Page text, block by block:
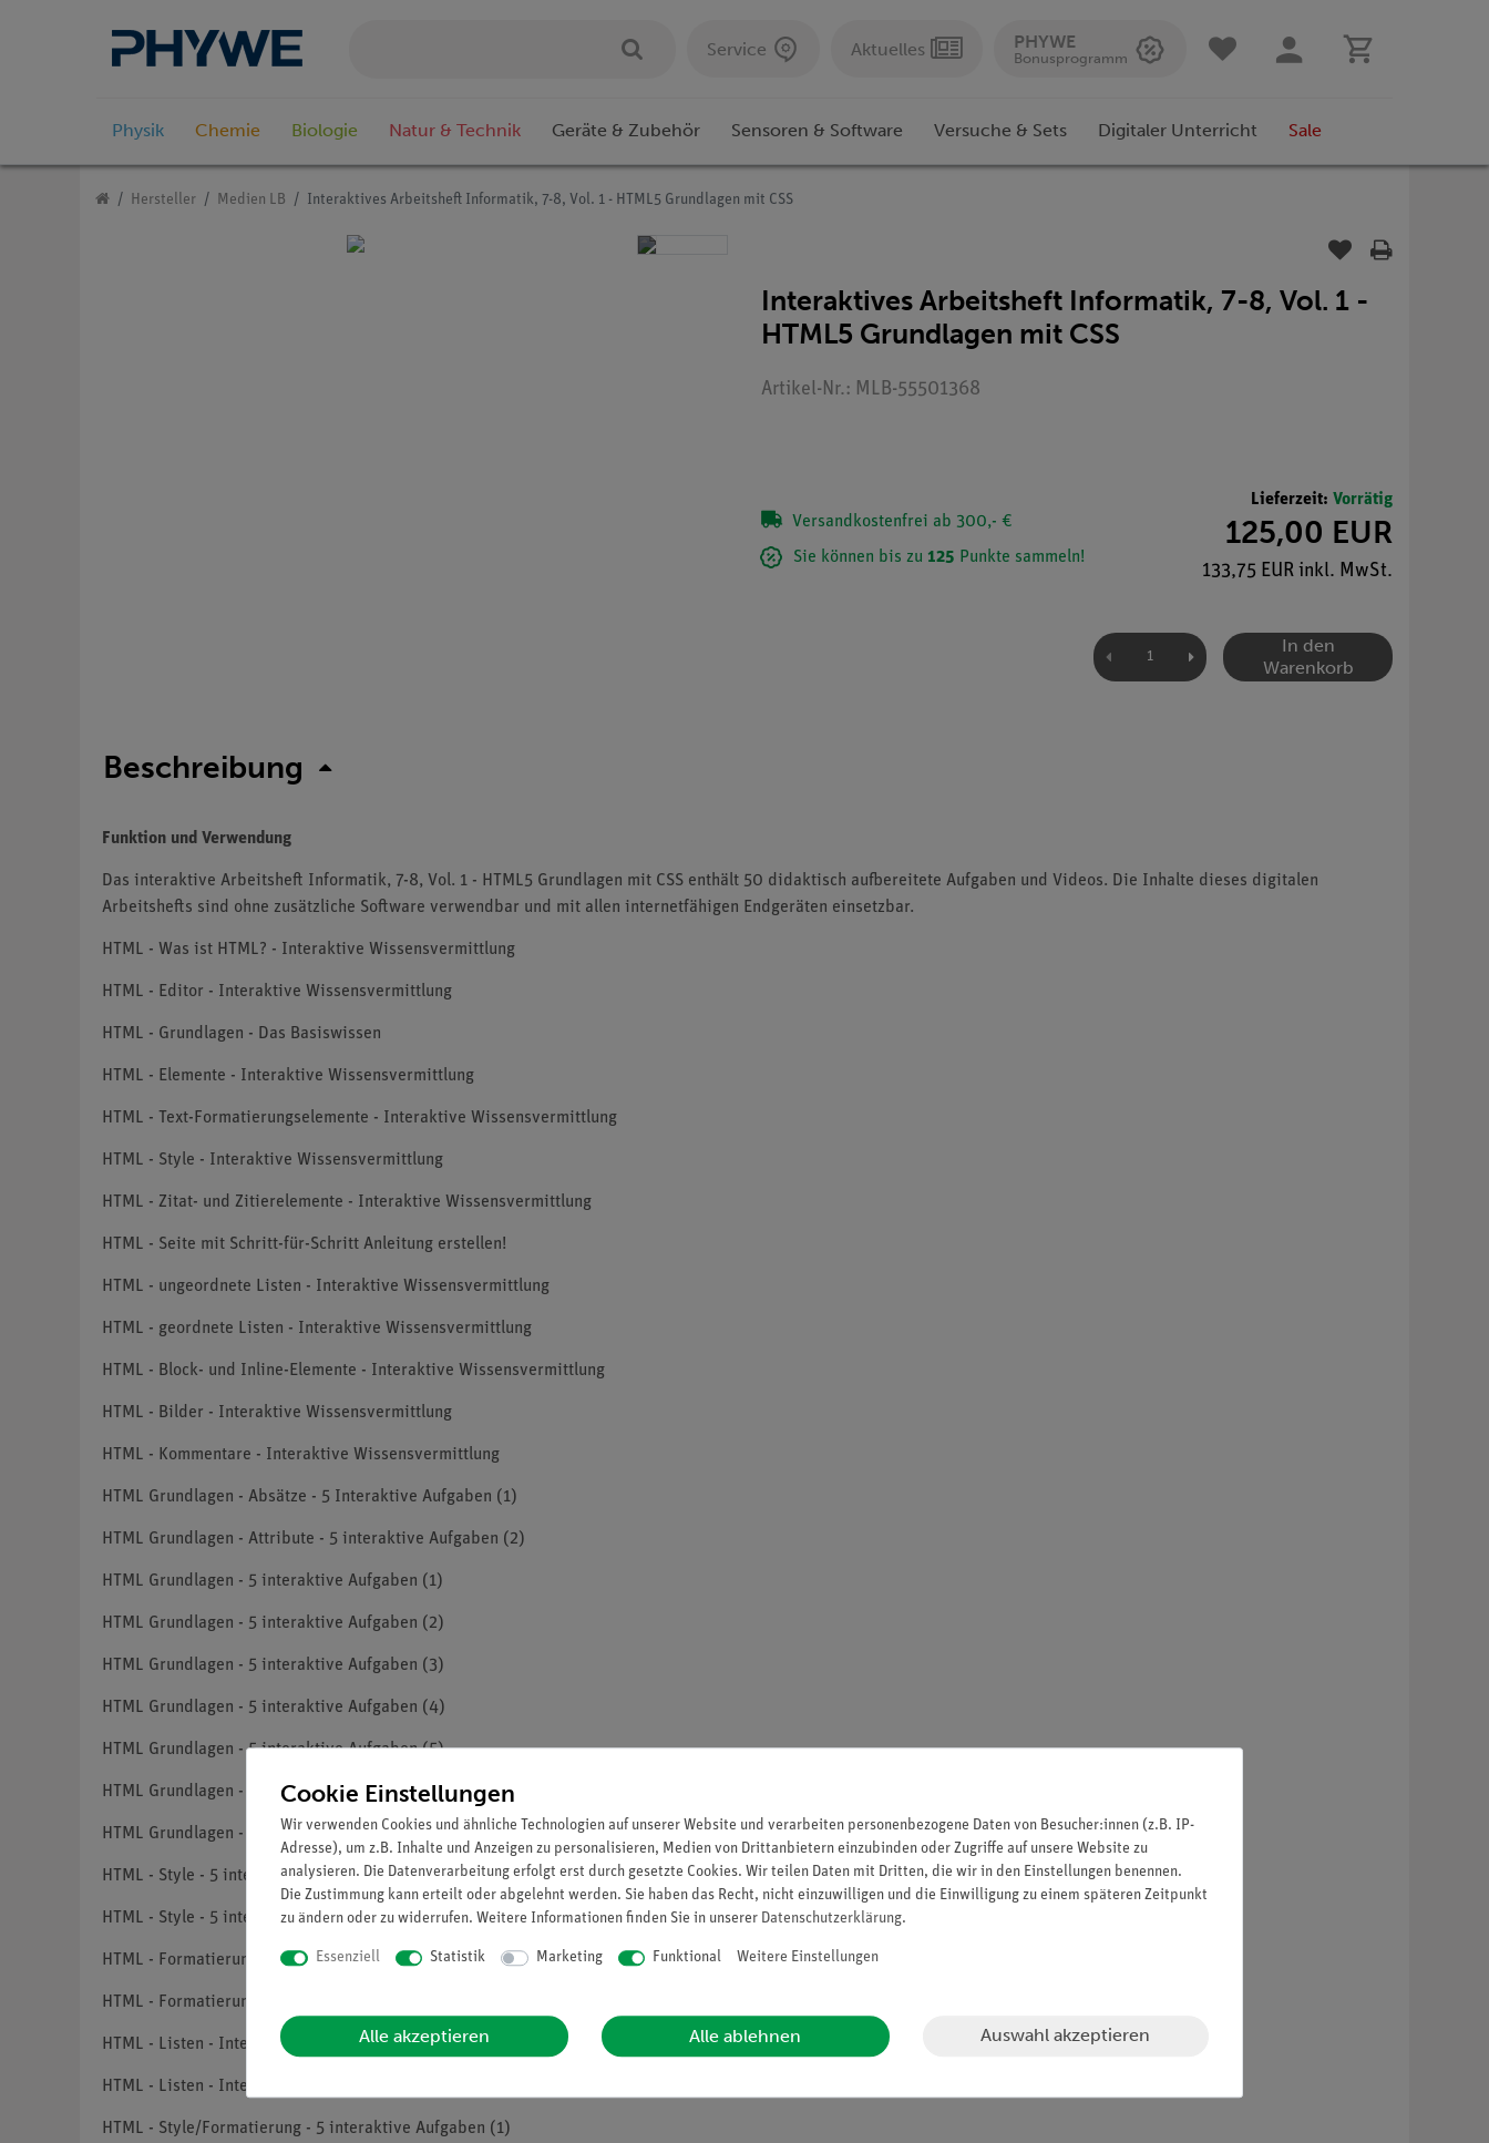
Service Aktuelles PHYWE
Bonusprogramm
Physik Chemie Biologie Natur & Technik Geräte & Zubehör Sensoren & Software Versuche & Sets Digitaler Unterricht Sale
Hersteller Medien LB Interaktives Arbeitsheft Informatik, 7-8, Vol. 1 - HTML5 Grundlagen mit CSS
Interaktives Arbeitsheft Informatik, 7-8, Vol. 1 -
HTML5 Grundlagen mit CSS
Artikel-Nr.: MLB-55501368
Versandkostenfrei ab 300,- €
Sie können bis zu 125 Punkte sammeln!
Lieferzeit: Vorrätig
125,00 EUR
133,75 EUR inkl. MwSt.
In den
Warenkorb
Beschreibung
Funktion und Verwendung
Das interaktive Arbeitsheft Informatik, 7-8, Vol. 1 - HTML5 Grundlagen mit CSS enthält 50 didaktisch aufbereitete Aufgaben und Videos. Die Inhalte dieses digitalen
Arbeitshefts sind ohne zusätzliche Software verwendbar und mit allen internetfähigen Endgeräten einsetzbar.
HTML - Was ist HTML? - Interaktive Wissensvermittlung
HTML - Editor - Interaktive Wissensvermittlung
HTML - Grundlagen - Das Basiswissen
HTML - Elemente - Interaktive Wissensvermittlung
HTML - Text-Formatierungselemente - Interaktive Wissensvermittlung
HTML - Style - Interaktive Wissensvermittlung
HTML - Zitat- und Zitierelemente - Interaktive Wissensvermittlung
HTML - Seite mit Schritt-für-Schritt Anleitung erstellen!
HTML - ungeordnete Listen - Interaktive Wissensvermittlung
HTML - geordnete Listen - Interaktive Wissensvermittlung
HTML - Block- und Inline-Elemente - Interaktive Wissensvermittlung
HTML - Bilder - Interaktive Wissensvermittlung
HTML - Kommentare - Interaktive Wissensvermittlung
HTML Grundlagen - Absätze - 5 Interaktive Aufgaben (1)
HTML Grundlagen - Attribute - 5 interaktive Aufgaben (2)
HTML Grundlagen - 5 interaktive Aufgaben (1)
HTML Grundlagen - 5 interaktive Aufgaben (2)
HTML Grundlagen - 5 interaktive Aufgaben (3)
HTML Grundlagen - 5 interaktive Aufgaben (4)
HTML Grundlagen - 5 interaktive Aufgaben (5)
HTML Grundlagen - 5 interaktive Aufgaben (6)
HTML Grundlagen - 5 interaktive Aufgaben (7)
HTML - Style - 5 interaktive Aufgaben (1)
HTML - Style - 5 interaktive Aufgaben (2)
HTML - Formatierung - 5 interaktive Aufgaben (1)
HTML - Formatierung - 5 interaktive Aufgaben (2)
HTML - Listen - Interaktive Aufgaben (1)
HTML - Listen - Interaktive Aufgaben (2)
HTML - Style/Formatierung - 5 interaktive Aufgaben (1)
Cookie Einstellungen
Wir verwenden Cookies und ähnliche Technologien auf unserer Website und verarbeiten personenbezogene Daten von Besucher:innen (z.B. IP-
Adresse), um z.B. Inhalte und Anzeigen zu personalisieren, Medien von Drittanbietern einzubinden oder Zugriffe auf unsere Website zu
analysieren. Die Datenverarbeitung erfolgt erst durch gesetzte Cookies. Wir teilen Daten mit Dritten, die wir in den Einstellungen benennen.
Die Zustimmung kann erteilt oder abgelehnt werden. Sie haben das Recht, nicht einzuwilligen und die Einwilligung zu einem späteren Zeitpunkt
zu ändern oder zu widerrufen. Weitere Informationen finden Sie in unserer Daten­schutz­erklärung.
Essenziell Statistik Marketing Funktional Weitere Einstellungen
Alle akzeptieren Alle ablehnen Auswahl akzeptieren